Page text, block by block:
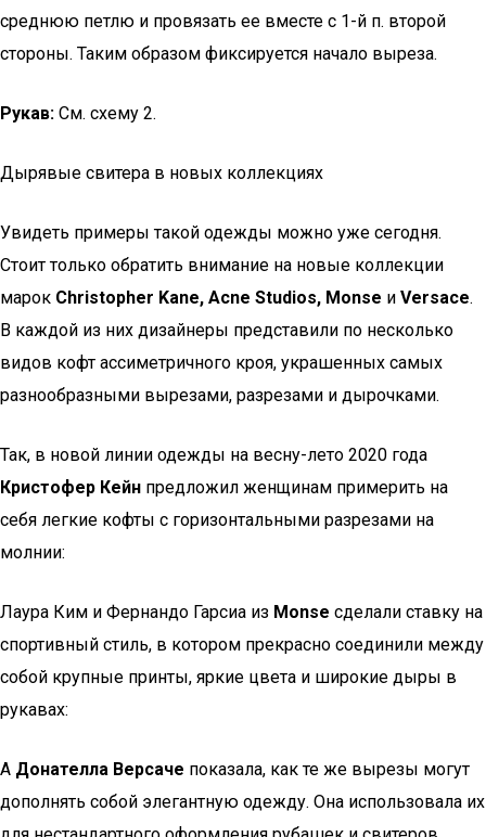
среднюю петлю и провязать ее вместе с 1-й п. второй
стороны. Таким образом фиксируется начало выреза.
Рукав: См. схему 2.
Дырявые свитера в новых коллекциях
Увидеть примеры такой одежды можно уже сегодня.
Стоит только обратить внимание на новые коллекции
марок Christopher Kane, Acne Studios, Monse и Versace.
В каждой из них дизайнеры представили по несколько
видов кофт ассиметричного кроя, украшенных самых
разнообразными вырезами, разрезами и дырочками.
Так, в новой линии одежды на весну-лето 2020 года
Кристофер Кейн предложил женщинам примерить на
себя легкие кофты с горизонтальными разрезами на
молнии:
Лаура Ким и Фернандо Гарсиа из Monse сделали ставку на
спортивный стиль, в котором прекрасно соединили между
собой крупные принты, яркие цвета и широкие дыры в
рукавах:
А Донателла Версаче показала, как те же вырезы могут
дополнять собой элегантную одежду. Она использовала их